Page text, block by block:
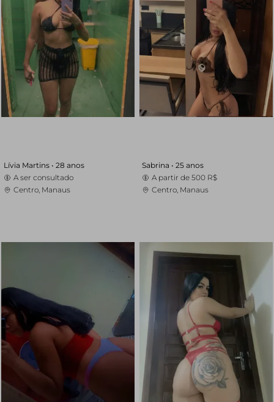
Lívia Martins • 28 anos
A ser consultado
Centro, Manaus
Sabrina • 25 anos
A partir de 500 R$
Centro, Manaus